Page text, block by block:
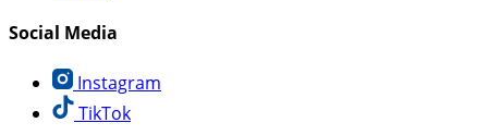
Social Media
Instagram
TikTok